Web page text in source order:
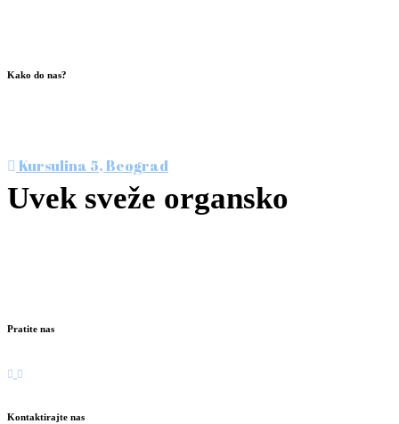
Kako do nas?
Kursulina 5, Beograd
Uvek sveže organsko
Pratite nas
Kontaktirajte nas